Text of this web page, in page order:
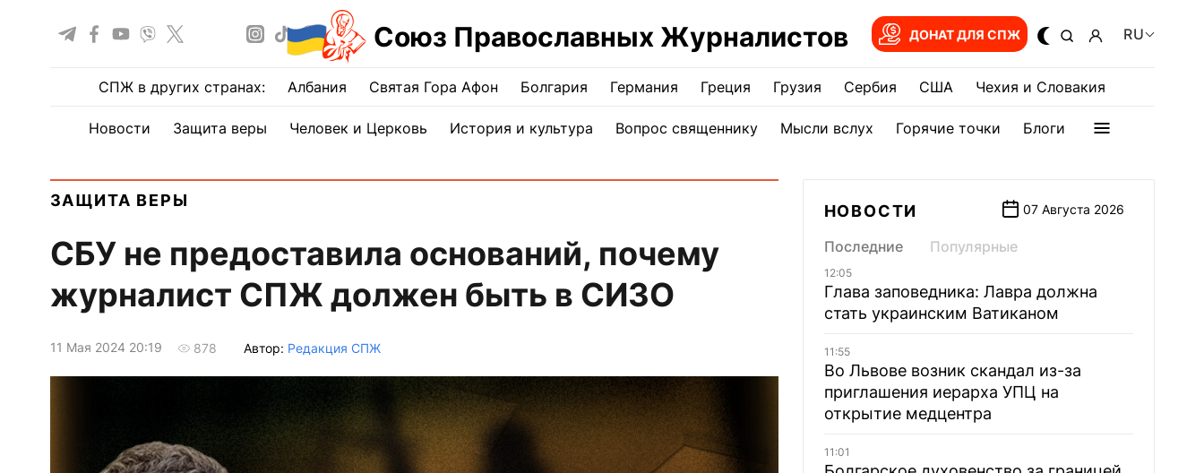
Союз Православных Журналистов ДОНАТ ДЛЯ СПЖ RU
СПЖ в других странах: Албания Святая Гора Афон Болгария Германия Греция Грузия Сербия США Чехия и Словакия
Новости Защита веры Человек и Церковь История и культура Вопрос священнику Мысли вслух Горячие точки Блоги
ЗАЩИТА ВЕРЫ
СБУ не предоставила оснований, почему
журналист СПЖ должен быть в СИЗО
11 Мая 2024 20:19 878 Автор: Редакция СПЖ
НОВОСТИ 07 Августа 2026
Последние Популярные
12:05
Глава заповедника: Лавра должна
стать украинским Ватиканом
11:55
Во Львове возник скандал из-за
приглашения иерарха УПЦ на
открытие медцентра
11:01